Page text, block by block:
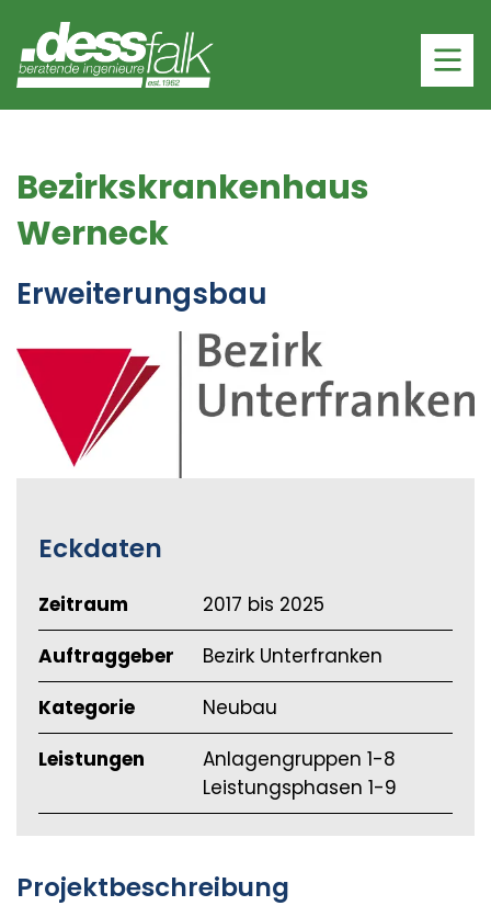
Bezirkskrankenhaus
Werneck
Erweiterungsbau
Eckdaten
Zeitraum
2017 bis 2025
Auftraggeber
Bezirk Unterfranken
Kategorie
Neubau
Leistungen
Anlagengruppen 1-8
Leistungsphasen 1-9
Projektbeschreibung